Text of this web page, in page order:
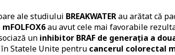
ale studiului BREAKWATERau arătat că
au avut cele mai favorabile
un inhibitor BRAF de generația a
Statele Unite pentru cancerul colorectal